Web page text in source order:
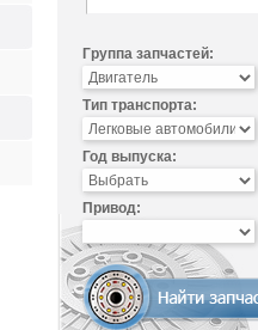
Группа запчастей:
Тип транспорта:
Год выпуска:
Привод: